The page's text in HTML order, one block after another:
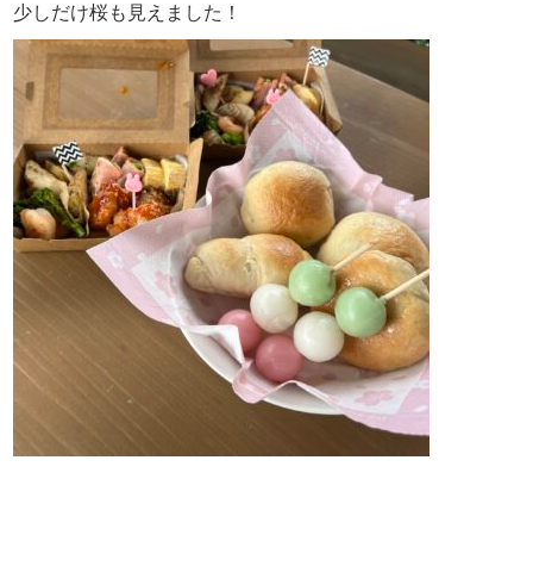
少しだけ桜も見えました！